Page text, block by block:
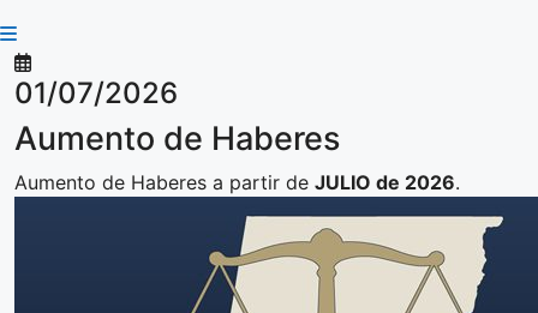
01/07/2026
Aumento de Haberes
Aumento de Haberes a partir de JULIO de 2026.